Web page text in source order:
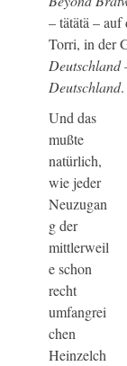
– tätätä –
Torri, in der
Deutschland
Deutschland.
Und das
mußte
natürlich,
wie jeder
Neuzugan
g der
mittlerweil
e schon
recht
umfangrei
chen
Heinzelch